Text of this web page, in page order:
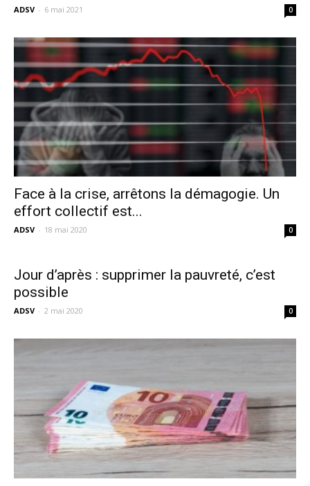
ADSV - 6 mai 2021 0
Face à la crise, arrêtons la démagogie. Un
effort collectif est...
ADSV - 18 mai 2020 0
Jour d’après : supprimer la pauvreté, c’est
possible
ADSV - 2 mai 2020 0